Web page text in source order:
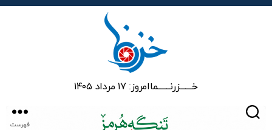
خـــــــزرنـــــــماامروز: ۱۷ مرداد ۱۴۰۵
فهرست